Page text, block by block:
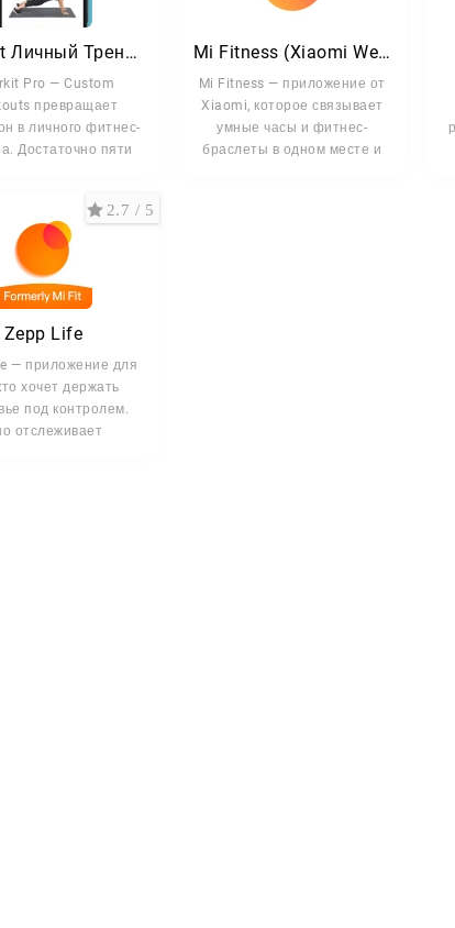
Sworkit Личный Тренер
Pro — Custom
превращает
в личного фитнес-
Достаточно пяти
Mi Fitness (Xiaomi Wear)
Mi Fitness — приложение от
Xiaomi, которое связывает
умные часы и фитнес-
браслеты в одном месте и
Zepp Life
— приложение для
хочет держать
под контролем.
отслеживает
2.7 / 5